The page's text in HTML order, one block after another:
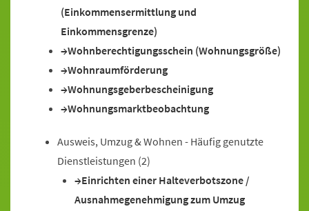
(Einkommensermittlung und
Einkommensgrenze)
Wohnberechtigungsschein (Wohnungsgröße)
Wohnraumförderung
Wohnungsgeberbescheinigung
Wohnungsmarktbeobachtung
Ausweis, Umzug & Wohnen - Häufig genutzte
Dienstleistungen (2)
Einrichten einer Halteverbotszone /
Ausnahmegenehmigung zum Umzug